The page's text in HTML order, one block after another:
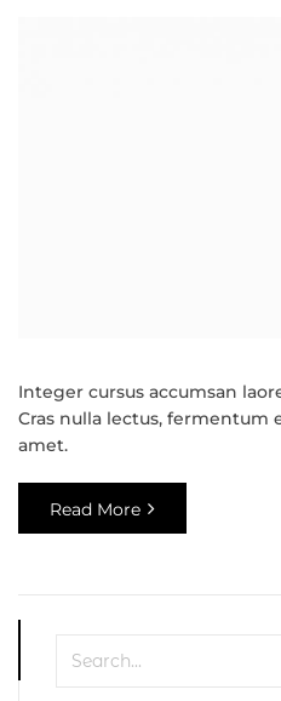
Integer cursus accumsan
Cras nulla lectus, fermentum
amet.
Read More